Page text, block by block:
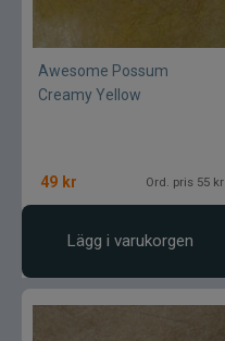
Awesome Possum
Creamy Yellow
49 kr Ord. pris 55 kr
Lägg i varukorgen